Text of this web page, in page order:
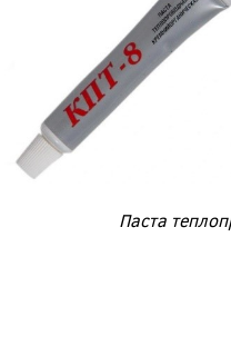
Паста